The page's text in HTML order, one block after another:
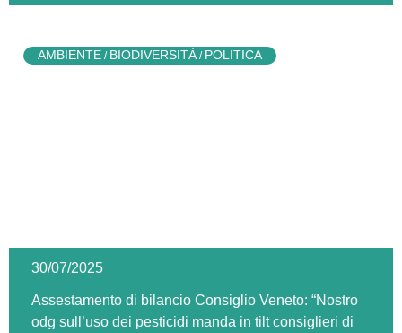
30/07/2025
Assestamento di bilancio Consiglio Veneto: “Nostro
odg sull’uso dei pesticidi manda in tilt consiglieri di
AMBIENTE / BIODIVERSITÀ/ POLITICA